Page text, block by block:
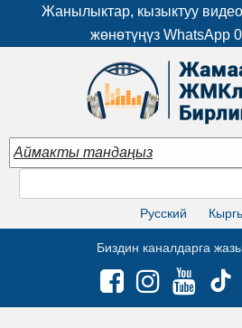
Жанылыктар, кызыктуу
жөнөтүңүз WhatsApp
Русский
Биздин каналдарга